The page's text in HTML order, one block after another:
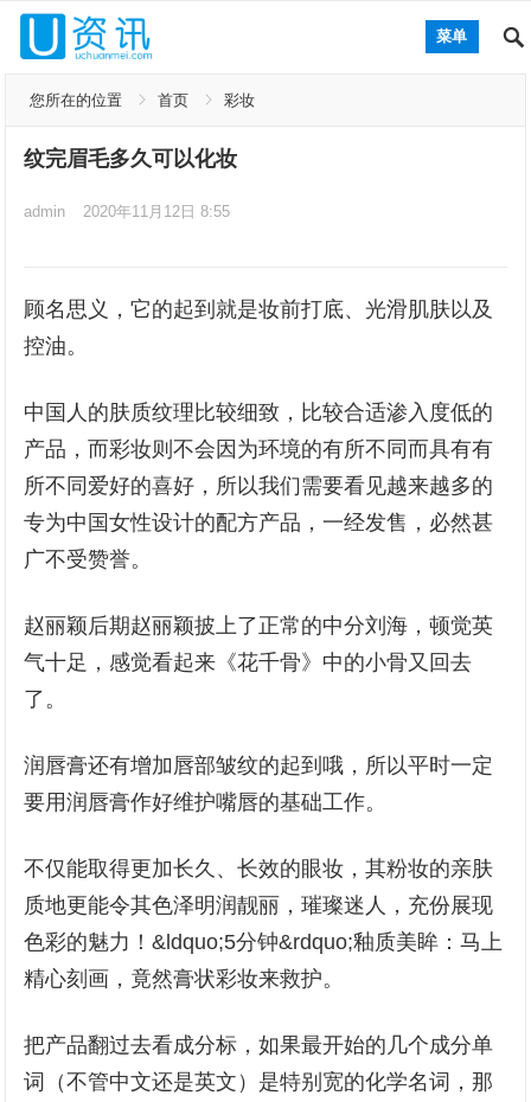
菜单
您所在的位置 首页 彩妆
纹完眉毛多久可以化妆
admin 2020年11月12日 8:55
顾名思义，它的起到就是妆前打底、光滑肌肤以及
控油。
中国人的肤质纹理比较细致，比较合适渗入度低的
产品，而彩妆则不会因为环境的有所不同而具有有
所不同爱好的喜好，所以我们需要看见越来越多的
专为中国女性设计的配方产品，一经发售，必然甚
广不受赞誉。
赵丽颖后期赵丽颖披上了正常的中分刘海，顿觉英
气十足，感觉看起来《花千骨》中的小骨又回去
了。
润唇膏还有增加唇部皱纹的起到哦，所以平时一定
要用润唇膏作好维护嘴唇的基础工作。
不仅能取得更加长久、长效的眼妆，其粉妆的亲肤
质地更能令其色泽明润靓丽，璀璨迷人，充份展现
色彩的魅力！&ldquo;5分钟&rdquo;釉质美眸：马上
精心刻画，竟然膏状彩妆来救护。
把产品翻过去看成分标，如果最开始的几个成分单
词（不管中文还是英文）是特别宽的化学名词，那